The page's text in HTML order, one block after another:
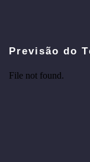
Previsão do